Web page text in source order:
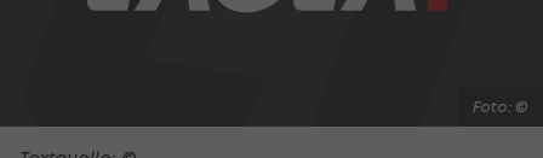
Foto: ©